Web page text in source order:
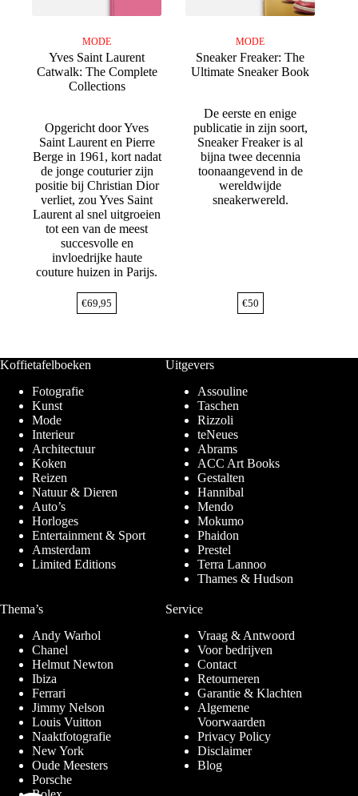
MODE
Yves Saint Laurent
Catwalk: The Complete
Collections
Opgericht door Yves
Saint Laurent en Pierre
Berge in 1961, kort nadat
de jonge couturier zijn
positie bij Christian Dior
verliet, zou Yves Saint
Laurent al snel uitgroeien
tot een van de meest
succesvolle en
invloedrijke haute
couture huizen in Parijs.
€69,95
MODE
Sneaker Freaker: The
Ultimate Sneaker Book
De eerste en enige
publicatie in zijn soort,
Sneaker Freaker is al
bijna twee decennia
toonaangevend in de
wereldwijde
sneakerwereld.
€50
Koffietafelboeken
Fotografie
Kunst
Mode
Interieur
Architectuur
Koken
Reizen
Natuur & Dieren
Auto’s
Horloges
Entertainment & Sport
Amsterdam
Limited Editions
Uitgevers
Assouline
Taschen
Rizzoli
teNeues
Abrams
ACC Art Books
Gestalten
Hannibal
Mendo
Mokumo
Phaidon
Prestel
Terra Lannoo
Thames & Hudson
Thema’s
Andy Warhol
Chanel
Helmut Newton
Ibiza
Ferrari
Jimmy Nelson
Louis Vuitton
Naaktfotografie
New York
Oude Meesters
Porsche
Service
Vraag & Antwoord
Voor bedrijven
Contact
Retourneren
Garantie & Klachten
Algemene
Voorwaarden
Privacy Policy
Disclaimer
Blog